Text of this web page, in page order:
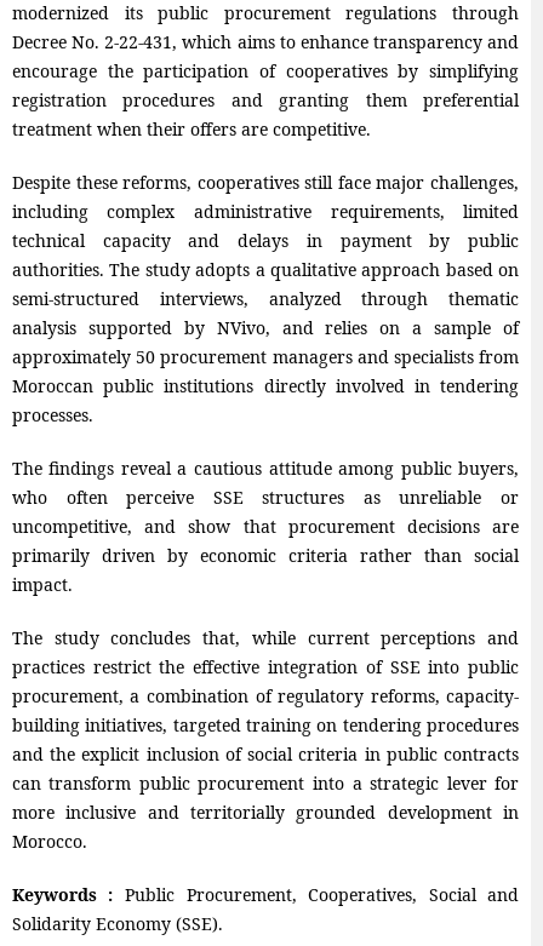
modernized its public procurement regulations through
Decree No. 2-22-431, which aims to enhance transparency and
encourage the participation of cooperatives by simplifying
registration procedures and granting them preferential
treatment when their offers are competitive.
Despite these reforms, cooperatives still face major challenges,
including complex administrative requirements, limited
technical capacity and delays in payment by public
authorities. The study adopts a qualitative approach based on
semi-structured interviews, analyzed through thematic
analysis supported by NVivo, and relies on a sample of
approximately 50 procurement managers and specialists from
Moroccan public institutions directly involved in tendering
processes.
The findings reveal a cautious attitude among public buyers,
who often perceive SSE structures as unreliable or
uncompetitive, and show that procurement decisions are
primarily driven by economic criteria rather than social
impact.
The study concludes that, while current perceptions and
practices restrict the effective integration of SSE into public
procurement, a combination of regulatory reforms, capacity-
building initiatives, targeted training on tendering procedures
and the explicit inclusion of social criteria in public contracts
can transform public procurement into a strategic lever for
more inclusive and territorially grounded development in
Morocco.
Keywords : Public Procurement, Cooperatives, Social and
Solidarity Economy (SSE).